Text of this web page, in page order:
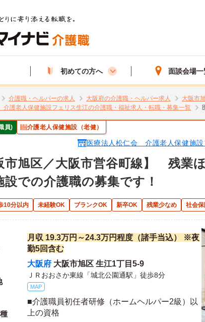
初めての方へ 面談会場一
介護職・ヘルパーの求人 大阪府の介護職・ヘルパー求人
大阪市
護老人保健施設フェリス生江の介護職・福祉求人・転職・募集一覧
員) 介護老人保健施設（老健）
医療法人松仁会 介護老人保健施設
市旭区／大阪市営谷町線】 残業
設での介護職の募集です！
10分以内 未経験OK ブランクOK 新卒OK 残業少なめ 社会
月収 19.3万円～24.3万円程度（諸手当込） ※夜
勤5回含む
大阪府 大阪市旭区 生江1丁目5-9
ＪＲおおさか東線「城北公園通駅」徒歩8分
MAP
■介護職員初任者研修（ホームヘルパー2級）以
上の資格